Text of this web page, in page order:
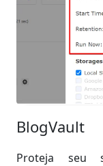
BlogVault
Proteja seu